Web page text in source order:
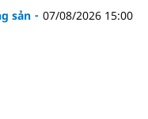
sản 07/08/2026 15:00